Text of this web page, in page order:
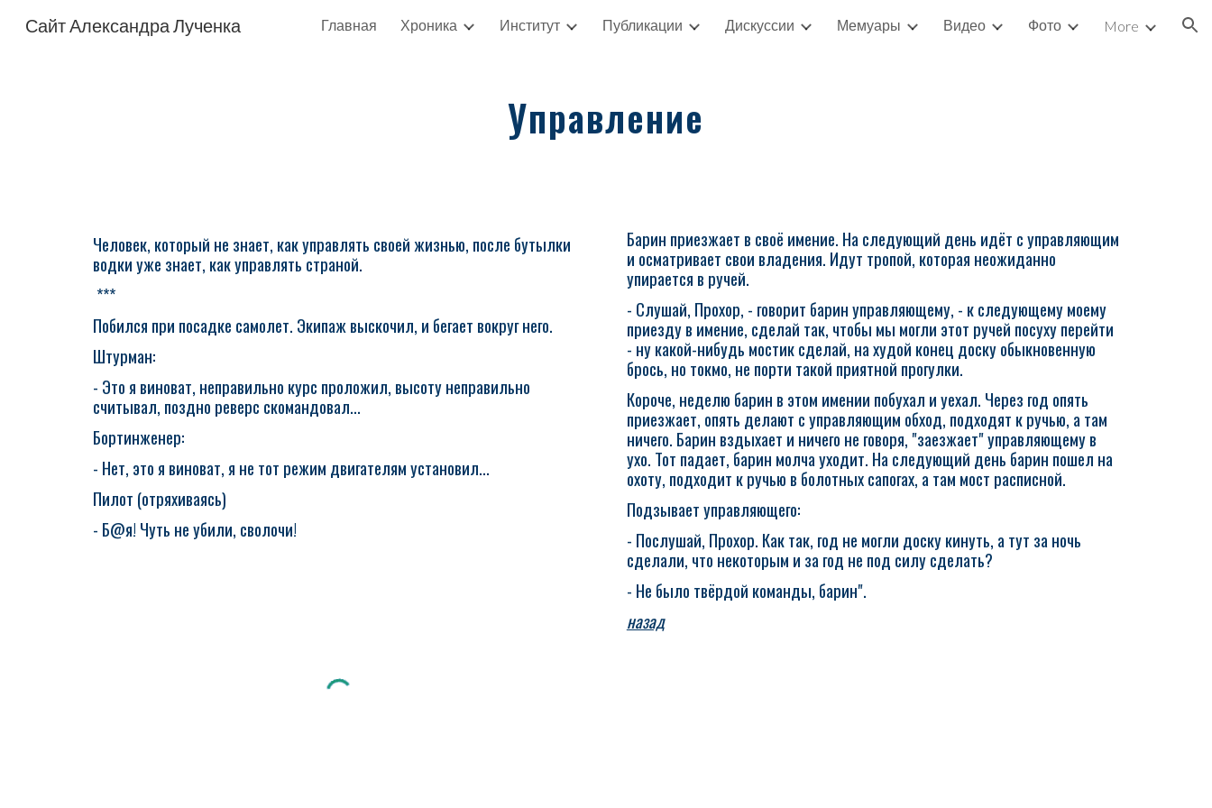
Skip to main content Skip to navigation
Сайт Александра Лученка Главная Хроника Институт Публикации Дискуссии Мемуары Видео Фото More
Управление
Человек, который не знает, как управлять своей жизнью, после бутылки
водки уже знает, как управлять страной.
***
Побился при посадке самолет. Экипаж выскочил, и бегает вокруг него.
Штурман:
- Это я виноват, неправильно курс проложил, высоту неправильно
считывал, поздно реверс скомандовал...
Бортинженер:
- Нет, это я виноват, я не тот режим двигателям установил...
Пилот (отряхиваясь)
- Б@я! Чуть не убили, сволочи!
Барин приезжает в своё имение. На следующий день идёт с управляющим
и осматривает свои владения. Идут тропой, которая неожиданно
упирается в ручей.
- Слушай, Прохор, - говорит барин управляющему, - к следующему моему
приезду в имение, сделай так, чтобы мы могли этот ручей посуху перейти
- ну какой-нибудь мостик сделай, на худой конец доску обыкновенную
брось, но токмо, не порти такой приятной прогулки.
Короче, неделю барин в этом имении побухал и уехал. Через год опять
приезжает, опять делают с управляющим обход, подходят к ручью, а там
ничего. Барин вздыхает и ничего не говоря, "заезжает" управляющему в
ухо. Тот падает, барин молча уходит. На следующий день барин пошел на
охоту, подходит к ручью в болотных сапогах, а там мост расписной.
Подзывает управляющего:
- Послушай, Прохор. Как так, год не могли доску кинуть, а тут за ночь
сделали, что некоторым и за год не под силу сделать?
- Не было твёрдой команды, барин".
назад